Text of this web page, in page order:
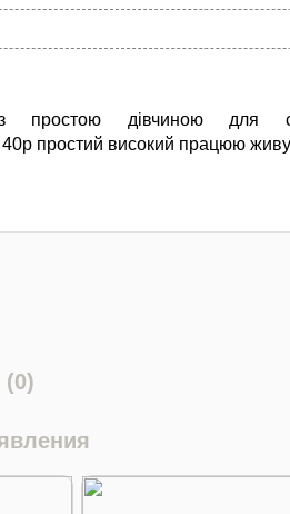
простою дівчиною для
40р простий високий працюю